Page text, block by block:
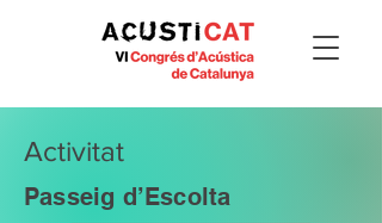
Activitat
Passeig d’Escolta